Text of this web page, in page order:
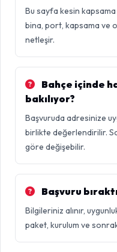
Bu sayfa kesin kapsama
bina, port, kapsama ve
netleşir.
Bahçe içinde
bakılıyor?
Başvuruda adresinize
birlikte değerlendirilir.
göre değişebilir.
Başvuru
Bilgileriniz alınır,
paket, kurulum ve